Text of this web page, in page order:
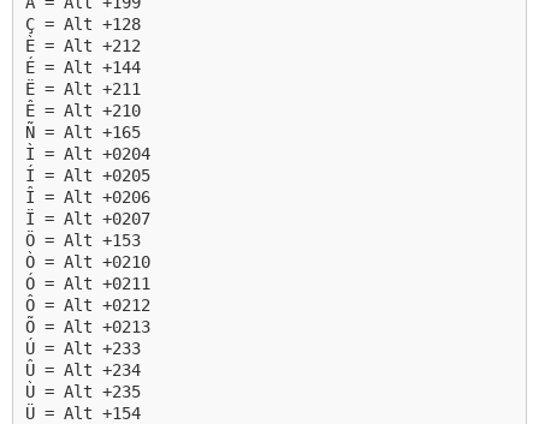
Ç = Alt +128
È = Alt +212
É = Alt +144
Ë = Alt +211
Ê = Alt +210
Ñ = Alt +165
Ì = Alt +0204
Í = Alt +0205
Î = Alt +0206
Ï = Alt +0207
Ö = Alt +153
Ò = Alt +0210
Ó = Alt +0211
Ô = Alt +0212
Õ = Alt +0213
Ú = Alt +233
Û = Alt +234
Ù = Alt +235
Ü = Alt +154